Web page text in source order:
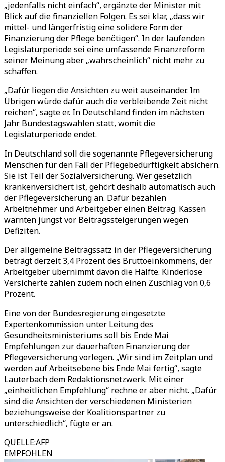
„jedenfalls nicht einfach“, ergänzte der Minister mit
Blick auf die finanziellen Folgen. Es sei klar, „dass wir
mittel- und längerfristig eine solidere Form der
Finanzierung der Pflege benötigen“. In der laufenden
Legislaturperiode sei eine umfassende Finanzreform
seiner Meinung aber „wahrscheinlich“ nicht mehr zu
schaffen.
„Dafür liegen die Ansichten zu weit auseinander. Im
Übrigen würde dafür auch die verbleibende Zeit nicht
reichen“, sagte er. In Deutschland finden im nächsten
Jahr Bundestagswahlen statt, womit die
Legislaturperiode endet.
In Deutschland soll die sogenannte Pflegeversicherung
Menschen für den Fall der Pflegebedürftigkeit absichern.
Sie ist Teil der Sozialversicherung. Wer gesetzlich
krankenversichert ist, gehört deshalb automatisch auch
der Pflegeversicherung an. Dafür bezahlen
Arbeitnehmer und Arbeitgeber einen Beitrag. Kassen
warnten jüngst vor Beitragssteigerungen wegen
Defiziten.
Der allgemeine Beitragssatz in der Pflegeversicherung
beträgt derzeit 3,4 Prozent des Bruttoeinkommens, der
Arbeitgeber übernimmt davon die Hälfte. Kinderlose
Versicherte zahlen zudem noch einen Zuschlag von 0,6
Prozent.
Eine von der Bundesregierung eingesetzte
Expertenkommission unter Leitung des
Gesundheitsministeriums soll bis Ende Mai
Empfehlungen zur dauerhaften Finanzierung der
Pflegeversicherung vorlegen. „Wir sind im Zeitplan und
werden auf Arbeitsebene bis Ende Mai fertig“, sagte
Lauterbach dem Redaktionsnetzwerk. Mit einer
„einheitlichen Empfehlung“ rechne er aber nicht. „Dafür
sind die Ansichten der verschiedenen Ministerien
beziehungsweise der Koalitionspartner zu
unterschiedlich“, fügte er an.
QUELLE:AFP
EMPFOHLEN